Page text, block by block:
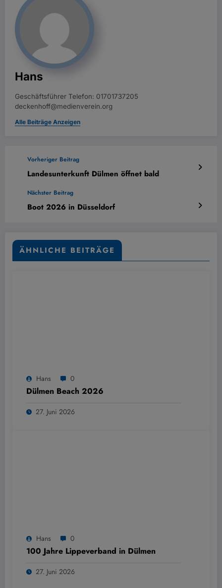
Hans
Geschäftsführer Telefon: 01701737205
deckenhoff@medienverein.org
Alle Beiträge Anzeigen
Vorheriger Beitrag
Landesunterkunft Dülmen öffnet bald
Nächster Beitrag
Boot 2026 in Düsseldorf
ÄHNLICHE BEITRÄGE
Hans 0
Dülmen Beach 2026
27. Juni 2026
Hans 0
100 Jahre Lippeverband in Dülmen
27. Juni 2026